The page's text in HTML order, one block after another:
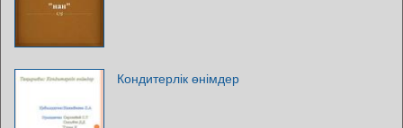
Кондитерлік өнімдер